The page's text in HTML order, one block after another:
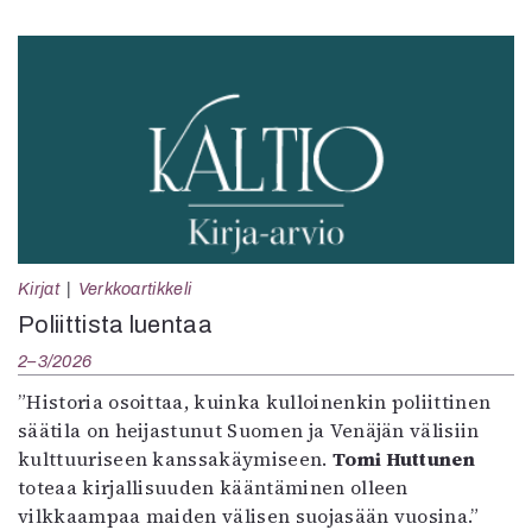
Kirjat Verkkoartikkeli
Poliittista luentaa
2–3/2026
”Historia osoittaa, kuinka kulloinenkin poliittinen
säätila on heijastunut Suomen ja Venäjän välisiin
kulttuuriseen kanssakäymiseen. Tomi Huttunen
toteaa kirjallisuuden kääntäminen olleen
vilkkaampaa maiden välisen suojasään vuosina.”